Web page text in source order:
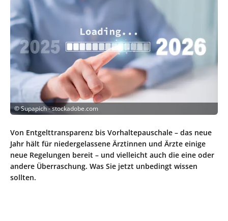
©Supapich - stockadobe.com
Von Entgelttransparenz bis Vorhaltepauschale – das neue
Jahr hält für niedergelassene Ärztinnen und Ärzte einige
neue Regelungen bereit – und vielleicht auch die eine oder
andere Überraschung. Was Sie jetzt unbedingt wissen
sollten.